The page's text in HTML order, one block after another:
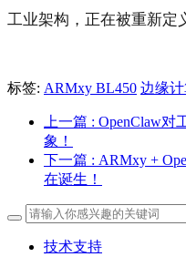
工业架构，正在被重新定
标签: ARMxy BL450 边缘
上一篇 : OpenClaw对
象！
下一篇 : ARMxy +
在诞生！
技术支持